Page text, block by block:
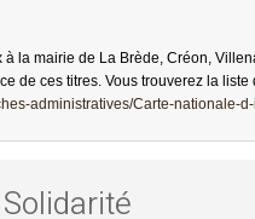
la mairie de La Brède, Créon,
de ces titres. Vous trouverez la
administratives/Carte-nationale-